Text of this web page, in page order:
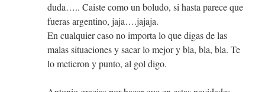
duda….. Caiste como un boludo, si hasta parece que
fueras argentino, jaja….jajaja.
En cualquier caso no importa lo que digas de las
malas situaciones y sacar lo mejor y bla, bla, bla. Te
lo metieron y punto, al gol digo.